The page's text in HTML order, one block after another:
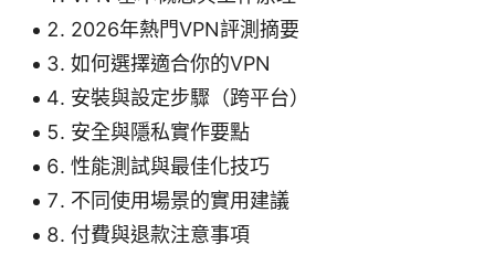
2026年熱門VPN評測摘要
如何選擇適合你的VPN
安裝與設定步驟（跨平台）
安全與隱私實作要點
性能測試與最佳化技巧
不同使用場景的實用建議
付費與退款注意事項